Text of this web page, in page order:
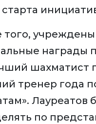
старта
того, учреждены
награды
шахматист
тренер года
Лауреатов
по